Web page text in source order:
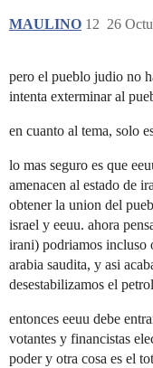
MAULINO 26
12
pero el pueblo judio no
intenta exterminar al
en cuanto al tema, solo
lo mas seguro es que
amenacen al estado de
obtener la union del
israel y eeuu. ahora
irani) podriamos incluso
arabia saudita, y asi
desestabilizamos el
entonces eeuu debe
votantes y financistas
poder y otra cosa es el